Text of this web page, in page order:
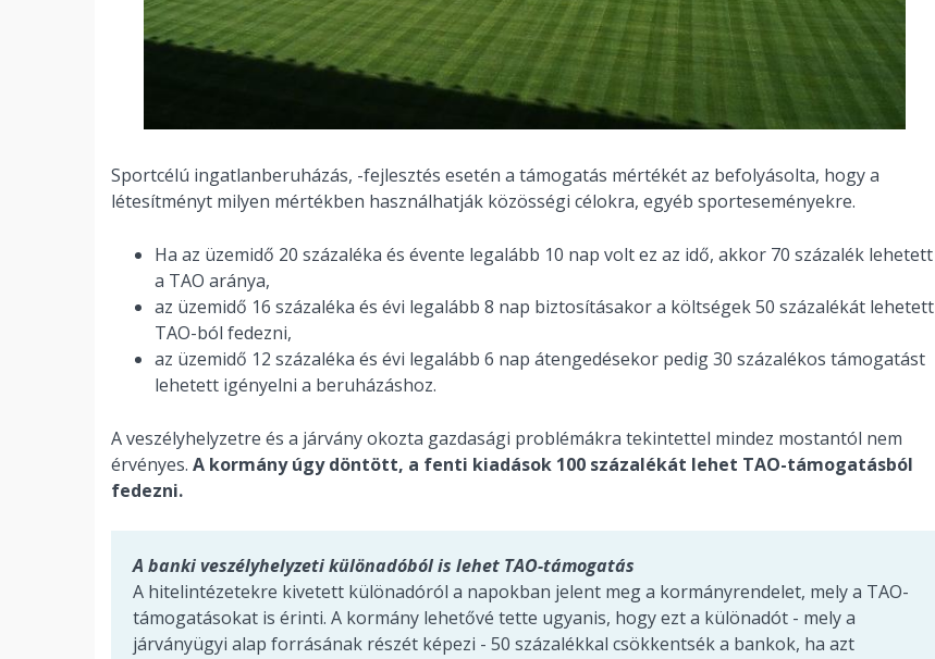
Sportcélú ingatlanberuházás, -fejlesztés esetén a támogatás mértékét az befolyásolta, hogy a
létesítményt milyen mértékben használhatják közösségi célokra, egyéb sporteseményekre.
Ha az üzemidő 20 százaléka és évente legalább 10 nap volt ez az idő, akkor 70 százalék lehetett
a TAO aránya,
az üzemidő 16 százaléka és évi legalább 8 nap biztosításakor a költségek 50 százalékát lehetett
TAO-ból fedezni,
az üzemidő 12 százaléka és évi legalább 6 nap átengedésekor pedig 30 százalékos támogatást
lehetett igényelni a beruházáshoz.
A veszélyhelyzetre és a járvány okozta gazdasági problémákra tekintettel mindez mostantól nem
érvényes. A kormány úgy döntött, a fenti kiadások 100 százalékát lehet TAO-támogatásból
fedezni.
A banki veszélyhelyzeti különadóból is lehet TAO-támogatás
A hitelintézetekre kivetett különadóról a napokban jelent meg a kormányrendelet, mely a TAO-
támogatásokat is érinti. A kormány lehetővé tette ugyanis, hogy ezt a különadót - mely a
járványügyi alap forrásának részét képezi - 50 százalékkal csökkentsék a bankok, ha azt